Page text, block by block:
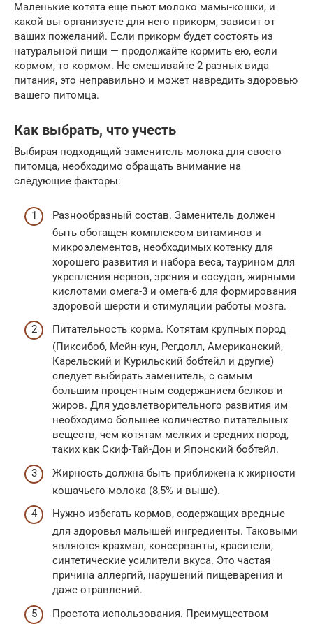
Маленькие котята еще пьют молоко мамы-кошки, и
какой вы организуете для него прикорм, зависит от
ваших пожеланий. Если прикорм будет состоять из
натуральной пищи — продолжайте кормить ею, если
кормом, то кормом. Не смешивайте 2 разных вида
питания, это неправильно и может навредить здоровью
вашего питомца.
Как выбрать, что учесть
Выбирая подходящий заменитель молока для своего
питомца, необходимо обращать внимание на
следующие факторы:
Разнообразный состав. Заменитель должен
быть обогащен комплексом витаминов и
микроэлементов, необходимых котенку для
хорошего развития и набора веса, таурином для
укрепления нервов, зрения и сосудов, жирными
кислотами омега-3 и омега-6 для формирования
здоровой шерсти и стимуляции работы мозга.
Питательность корма. Котятам крупных пород
(Пиксибоб, Мейн-кун, Регдолл, Американский,
Карельский и Курильский бобтейл и другие)
следует выбирать заменитель, с самым
большим процентным содержанием белков и
жиров. Для удовлетворительного развития им
необходимо большее количество питательных
веществ, чем котятам мелких и средних пород,
таких как Скиф-Тай-Дон и Японский бобтейл.
Жирность должна быть приближена к жирности
кошачьего молока (8,5% и выше).
Нужно избегать кормов, содержащих вредные
для здоровья малышей ингредиенты. Таковыми
являются крахмал, консерванты, красители,
синтетические усилители вкуса. Это частая
причина аллергий, нарушений пищеварения и
даже отравлений.
Простота использования. Преимуществом